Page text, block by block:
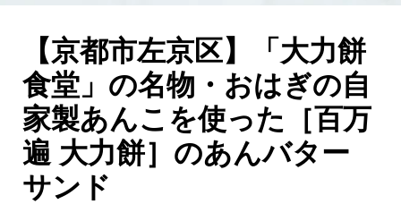
CULTURE
ABOUT US
Instagram
チケットプレゼント応募
【京都市左京区】「大力餅
食堂」の名物・おはぎの自
家製あんこを使った［百万
遍 大力餅］のあんバター
サンド